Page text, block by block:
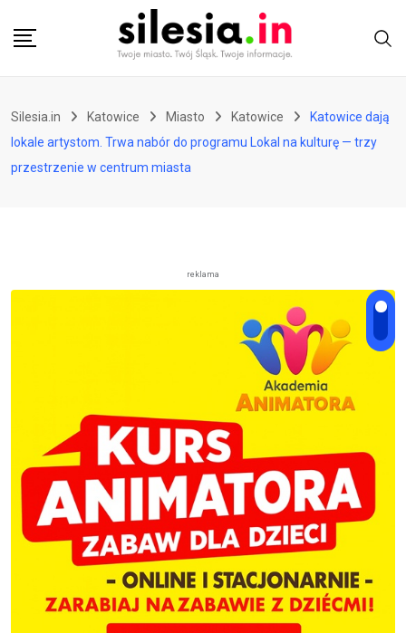
Silesia.in Katowice Miasto Katowice
Katowice dają
lokale artystom. Trwa nabór do programu Lokal na kulturę — trzy
przestrzenie w centrum miasta
reklama